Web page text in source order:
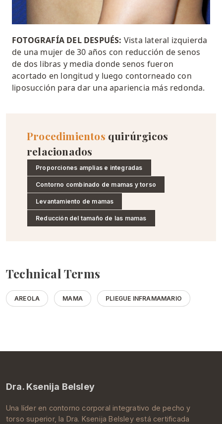
FOTOGRAFÍA DEL DESPUÉS: Vista lateral izquierda
de una mujer de 30 años con reducción de senos
de dos libras y media donde senos fueron
acortado en longitud y luego contorneado con
liposucción para dar una apariencia más redonda.
Procedimientos quirúrgicos
relacionados
Proporciones amplias e integradas
Contorno combinado de mamas y torso
Levantamiento de mamas
Reducción del tamaño de las mamas
Technical Terms
AREOLA MAMA PLIEGUE INFRAMAMARIO
Dra. Ksenija Belsley
Una líder en contorno corporal integrativo de pecho y
torso superior, la Dra. Ksenija Belsleyestá certificada